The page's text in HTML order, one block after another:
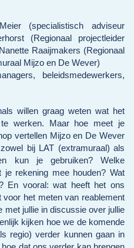
(specialistisch adviseur
(Regionaal projectleider
Nanette Raaijmakers (Regionaal
Mijzo en De Wever)
beleidsmedewerkers,
willen graag weten wat het
werken. Maar hoe meet je
vertellen Mijzo en De Wever
bij LAT (extramuraal) als
kun je gebruiken? Welke
je rekening mee houden? Wat
En vooral: wat heeft het ons
het meten van reablement
met jullie in discussie over jullie
kijken hoe we de komende
regio) verder kunnen gaan in